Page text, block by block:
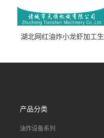
湖北网红油炸小龙虾加工生
线）
产品分类
油炸设备系列